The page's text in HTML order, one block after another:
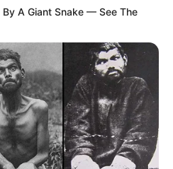
A Giant Snake — See The